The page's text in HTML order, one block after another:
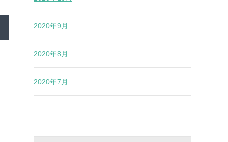
2020年9月
2020年8月
2020年7月